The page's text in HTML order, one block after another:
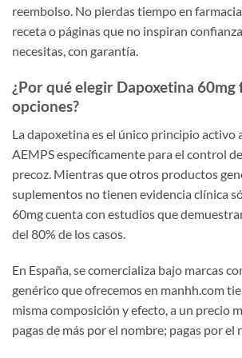
reembolso. No pierdas tiempo en
receta o páginas que no inspiran
necesitas, con garantía.
¿Por qué elegir Dapoxetina
opciones?
La dapoxetina es el único principio activo
AEMPS específicamente para el control
precoz. Mientras que otros productos
suplementos no tienen evidencia clínica
60mg cuenta con estudios que
del 80% de los casos.
En España, se comercializa bajo marcas
genérico que ofrecemos en manhh.com
misma composición y efecto, a un precio
pagas de más por el nombre; pagas por el